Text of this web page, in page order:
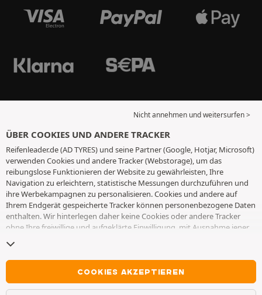
Nicht annehmen und weitersurfen >
ÜBER COOKIES UND ANDERE TRACKER
Reifenleader.de (AD TYRES) und seine Partner (Google, Hotjar, Microsoft)
verwenden Cookies und andere Tracker (Webstorage), um das
reibungslose Funktionieren der Website zu gewährleisten, Ihre
Navigation zu erleichtern, statistische Messungen durchzuführen und
ihre Werbekampagnen zu personalisieren. Cookies und andere auf
Ihrem Endgerät gespeicherte Tracker können personenbezogene Daten
enthalten. Wir hinterlegen daher keine Cookies oder andere Tracker
ohne Ihre freiwillige und aufgeklärte Einwilligung, mit Ausnahme jener,
Auswahl für einen Zeitraum von 6 Monaten. Sie können Ihre
Einwilligung jederzeit widerrufen, indem Sie die WebseiteCookies und
besuchen. Sie haben die Möglichkeit, Ihre Navigation
fortzusetzen, ohne die Hinterlegung von Cookies oder anderen
COOKIES AKZEPTIEREN